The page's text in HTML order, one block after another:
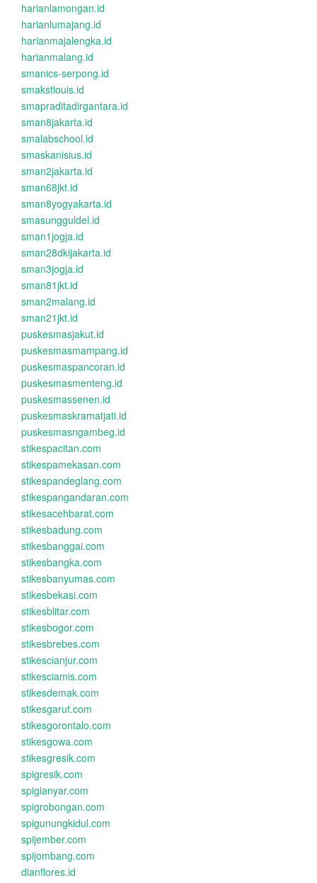
harianlamongan.id
harianlumajang.id
harianmajalengka.id
harianmalang.id
smanics-serpong.id
smakstlouis.id
smapraditadirgantara.id
sman8jakarta.id
smalabschool.id
smaskanisius.id
sman2jakarta.id
sman68jkt.id
sman8yogyakarta.id
smasungguldel.id
sman1jogja.id
sman28dkijakarta.id
sman3jogja.id
sman81jkt.id
sman2malang.id
sman21jkt.id
puskesmasjakut.id
puskesmasmampang.id
puskesmaspancoran.id
puskesmasmenteng.id
puskesmassenen.id
puskesmaskramatjati.id
puskesmasngambeg.id
stikespacitan.com
stikespamekasan.com
stikespandeglang.com
stikespangandaran.com
stikesacehbarat.com
stikesbadung.com
stikesbanggai.com
stikesbangka.com
stikesbanyumas.com
stikesbekasi.com
stikesblitar.com
stikesbogor.com
stikesbrebes.com
stikescianjur.com
stikesciamis.com
stikesdemak.com
stikesgarut.com
stikesgorontalo.com
stikesgowa.com
stikesgresik.com
spigresik.com
spigianyar.com
spigrobongan.com
spigunungkidul.com
spijember.com
spijombang.com
dianflores.id